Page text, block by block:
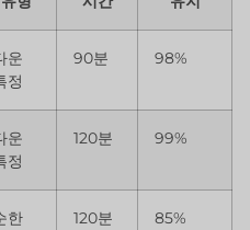
운
정
90분 98%
운
정
120분 99%
한
120분 85%